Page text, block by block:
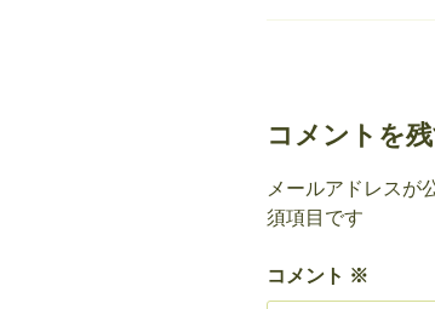
コメントを
メールアドレスが
須項目です
コメント ※